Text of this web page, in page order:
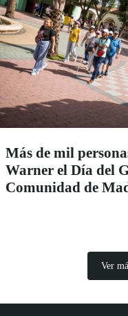
Más de mil
Warner el Día del
Comunidad de
Ver